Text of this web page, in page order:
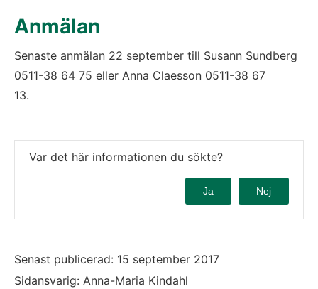
Anmälan
Senaste anmälan 22 september till Susann Sundberg
0511-38 64 75 eller Anna Claesson 0511-38 67
13.
Var det här informationen du sökte?
Ja Nej
Senast publicerad: 15 september 2017
Sidansvarig: Anna-Maria Kindahl